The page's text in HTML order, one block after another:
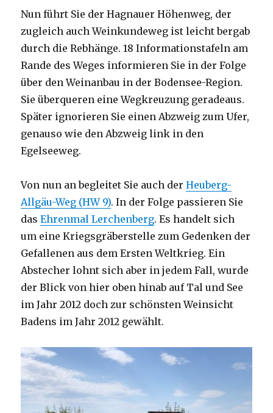
Nun führt Sie der Hagnauer Höhenweg, der
zugleich auch Weinkundeweg ist leicht bergab
durch die Rebhänge. 18 Informationstafeln am
Rande des Weges informieren Sie in der Folge
über den Weinanbau in der Bodensee-Region.
Sie überqueren eine Wegkreuzung geradeaus.
Später ignorieren Sie einen Abzweig zum Ufer,
genauso wie den Abzweig link in den
Egelseeweg.
Von nun an begleitet Sie auch derHeuberg-
Allgäu-Weg (HW 9). In der Folge passieren Sie
dasEhrenmal Lerchenberg. Es handelt sich
um eine Kriegsgräberstelle zum Gedenken der
Gefallenen aus dem Ersten Weltkrieg. Ein
Abstecher lohnt sich aber in jedem Fall, wurde
der Blick von hier oben hinab auf Tal und See
im Jahr 2012 doch zur schönsten Weinsicht
Badens im Jahr 2012 gewählt.